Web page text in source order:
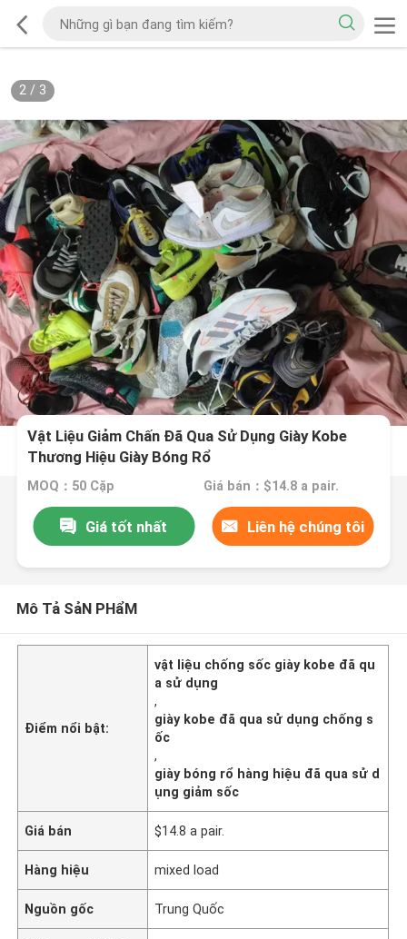
2/ 3
Vật Liệu Giảm Chấn Đã Qua Sử Dụng Giày Kobe
Thương Hiệu Giày Bóng Rổ
MOQ：50 Cặp Giá bán：$14.8 a pair.
Giá tốt nhất Liên hệ chúng tôi
Mô Tả SảN PHẩM
Điểm nổi bật:
vật liệu chống sốc giày kobe đã qu
a sử dụng
,
giày kobe đã qua sử dụng chống s
ốc
,
giày bóng rổ hàng hiệu đã qua sử d
ụng giảm sốc
Giá bán $14.8 a pair.
Hàng hiệu mixed load
Nguồn gốc Trung Quốc